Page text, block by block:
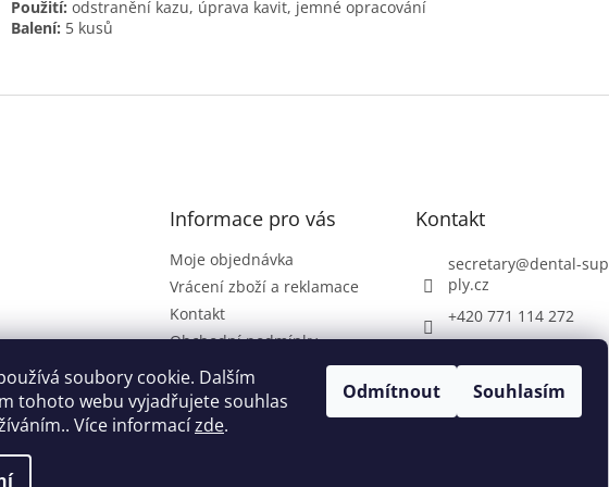
soubory cookie. Dalším
tohoto webu vyjadřujete souhlas
Více informacízde.
Odmítnout Souhlasím
Použití: odstranění kazu, úprava kavit, jemné opracování
Balení: 5 kusů
Informace pro vás
Moje objednávka
Vrácení zboží a reklamace
Kontakt
Obchodní podmínky
Podmínky ochrany
osobních údajů
Kontakt
secretary@dental-sup
ply.cz
+420 771 114 272